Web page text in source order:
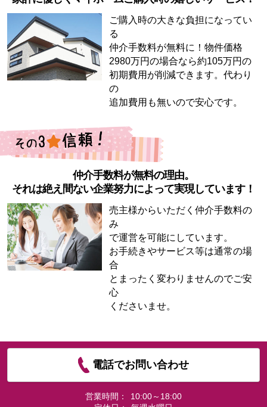
ご購入時の大きな負担になってい
る
仲介手数料が無料に！物件価格
2980万円の場合なら約105万円の
初期費用が削減できます。代わり
の
追加費用も無いので安心です。
仲介手数料が無料の理由。
それは絶え間ない企業努力によって実現しています！
売主様からいただく仲介手数料の
み
で運営を可能にしています。
お手続きやサービス等は通常の場
合
とまったく変わりませんのでご安
心
くださいませ。
電話でお問い合わせ
営業時間：
10:00～18:00